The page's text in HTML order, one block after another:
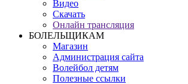
Видео
Скачать
Онлайн трансляция
БОЛЕЛЬЩИКАМ
Магазин
Администрация сайта
Волейбол детям
Полезные ссылки